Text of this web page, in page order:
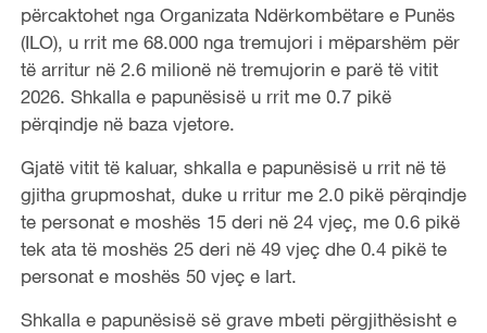
përcaktohet nga Organizata Ndërkombëtare e Punës
(ILO), u rrit me 68.000 nga tremujori i mëparshëm për
të arritur në 2.6 milionë në tremujorin e parë të vitit
2026. Shkalla e papunësisë u rrit me 0.7 pikë
përqindje në baza vjetore.
Gjatë vitit të kaluar, shkalla e papunësisë u rrit në të
gjitha grupmoshat, duke u rritur me 2.0 pikë përqindje
te personat e moshës 15 deri në 24 vjeç, me 0.6 pikë
tek ata të moshës 25 deri në 49 vjeç dhe 0.4 pikë te
personat e moshës 50 vjeç e lart.
Shkalla e papunësisë së grave mbeti përgjithësisht e